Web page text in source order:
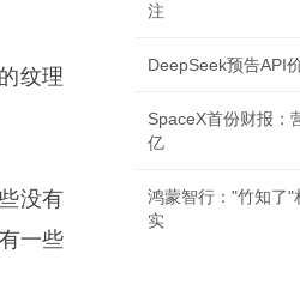
纹理
没有
一些
注
DeepSeek预告API
SpaceX首份财报：
亿
鸿蒙智行："竹知了
实